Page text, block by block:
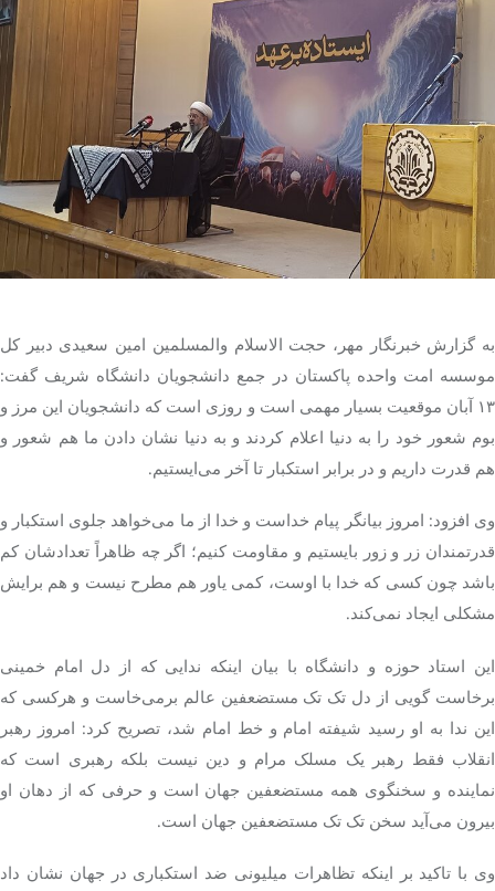
تک کده
پایگاه خبری آبان
خرید موتور ایمپلنت
به گزارش خبرنگار مهر، حجت الاسلام والمسلمین امین سعیدی دبیر کل
موسسه امت واحده پاکستان در جمع دانشجویان دانشگاه شریف گفت:
۱۳ آبان موقعیت بسیار مهمی است و روزی است که دانشجویان این مرز و
بوم شعور خود را به دنیا اعلام کردند و به دنیا نشان دادن ما هم شعور و
هم قدرت داریم و در برابر استکبار تا آخر می‌ایستیم.
وی افزود: امروز بیانگر پیام خداست و خدا از ما می‌خواهد جلوی استکبار و
قدرتمندان زر و زور بایستیم و مقاومت کنیم؛ اگر چه ظاهراً تعدادشان کم
باشد چون کسی که خدا با اوست، کمی یاور هم مطرح نیست و هم برایش
مشکلی ایجاد نمی‌کند.
این استاد حوزه و دانشگاه با بیان اینکه ندایی که از دل امام خمینی
برخاست گویی از دل تک تک مستضعفین عالم برمی‌خاست و هرکسی که
این ندا به او رسید شیفته امام و خط امام شد، تصریح کرد: امروز رهبر
انقلاب فقط رهبر یک مسلک مرام و دین نیست بلکه رهبری است که
نماینده و سخنگوی همه مستضعفین جهان است و حرفی که از دهان او
بیرون می‌آید سخن تک تک مستضعفین جهان است.
وی با تاکید بر اینکه تظاهرات میلیونی ضد استکباری در جهان نشان داد